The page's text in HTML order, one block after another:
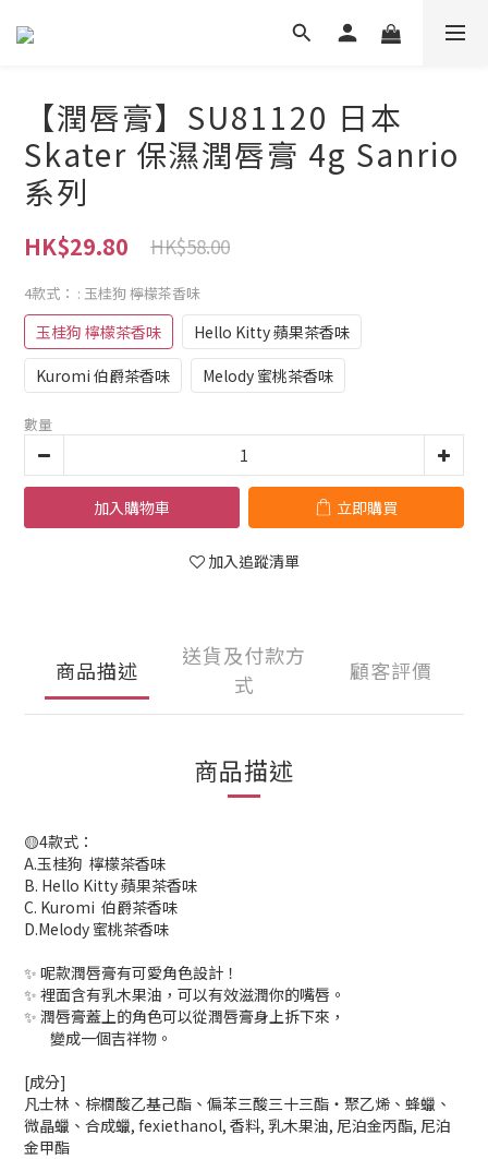
【潤唇膏】SU81120 日本
Skater 保濕潤唇膏 4g Sanrio
系列
HK$29.80 HK$58.00
4款式： : 玉桂狗 檸檬茶香味
玉桂狗 檸檬茶香味
Hello Kitty 蘋果茶香味
Kuromi 伯爵茶香味
Melody 蜜桃茶香味
數量
加入購物車 立即購買
加入追蹤清單
商品描述
送貨及付款方
式
顧客評價
商品描述
🟡4款式：
A.玉桂狗 檸檬茶香味
B. Hello Kitty 蘋果茶香味
C. Kuromi 伯爵茶香味
D.Melody 蜜桃茶香味
✨ 呢款潤唇膏有可愛角色設計！
✨ 裡面含有乳木果油，可以有效滋潤你的嘴唇。
✨ 潤唇膏蓋上的角色可以從潤唇膏身上拆下來，
變成一個吉祥物。
[成分]
凡士林、棕櫚酸乙基己酯、偏苯三酸三十三酯・聚乙烯、蜂蠟、
微晶蠟、合成蠟, fexiethanol, 香料, 乳木果油, 尼泊金丙酯, 尼泊
金甲酯